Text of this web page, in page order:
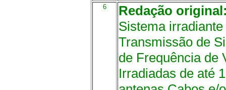
6
Redação
Sistema
Transmissão de
de Frequência de
Irradiadas de até